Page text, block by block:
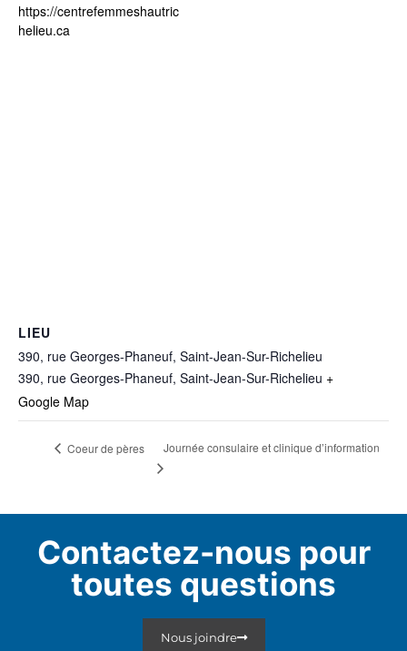
https://centrefemmeshautric
helieu.ca
LIEU
390, rue Georges-Phaneuf, Saint-Jean-Sur-Richelieu
390, rue Georges-Phaneuf, Saint-Jean-Sur-Richelieu +
Google Map
Coeur de pères Journée consulaire et clinique d’information
Contactez-nous pour
toutes questions
Nous joindre